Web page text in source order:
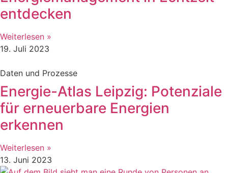
entdecken
Weiterlesen »
19. Juli 2023
Daten und Prozesse
Energie-Atlas Leipzig: Potenziale
für erneuerbare Energien
erkennen
Weiterlesen »
13. Juni 2023